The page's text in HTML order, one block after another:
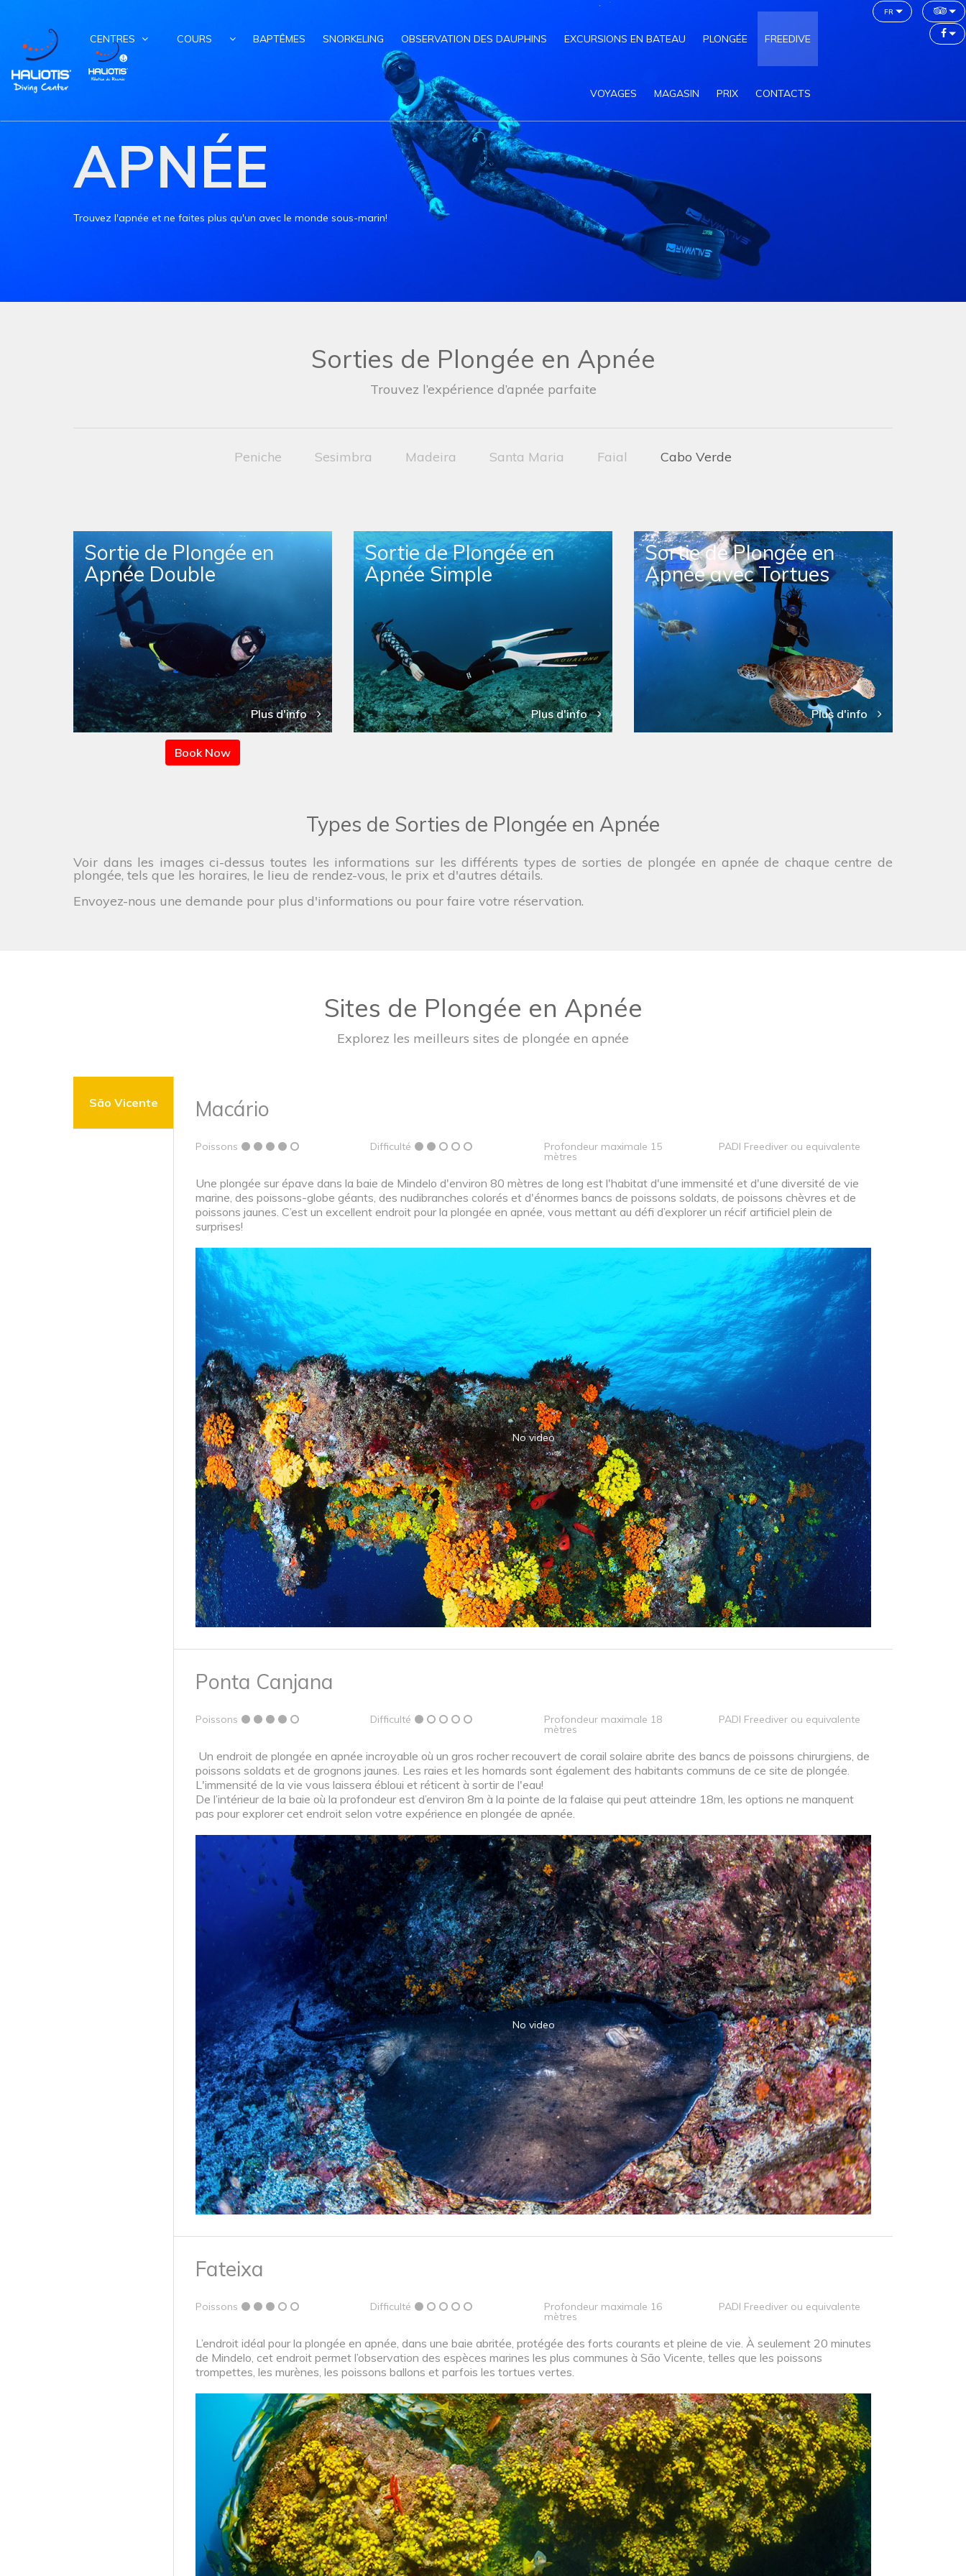
CENTRES COURS BAPTÊMES SNORKELING OBSERVATION DES DAUPHINS EXCURSIONS EN BATEAU PLONGÉE FREEDIVE
VOYAGES MAGASIN PRIX CONTACTS
fr
APNÉE
Trouvez l'apnée et ne faites plus qu'un avec le monde sous-marin!
Sorties de Plongée en Apnée
Trouvez l’expérience d’apnée parfaite
Peniche Sesimbra Madeira Santa Maria Faial Cabo Verde
Sortie de Plongée en
Apnée Double
Plus d'info
Book Now
Sortie de Plongée en
Apnée Simple
Plus d'info
Sortie de Plongée en
Apnée avec Tortues
Plus d'info
Types de Sorties de Plongée en Apnée
Voir dans les images ci-dessus toutes les informations sur les différents types de sorties de plongée en apnée de chaque centre de
plongée, tels que les horaires, le lieu de rendez-vous, le prix et d'autres détails.
Envoyez-nous une demande pour plus d'informations ou pour faire votre réservation.
Sites de Plongée en Apnée
Explorez les meilleurs sites de plongée en apnée
São Vicente Macário
Poissons Difficulté Profondeur maximale 15
mètres
PADI Freediver ou equivalente
Une plongée sur épave dans la baie de Mindelo d'environ 80 mètres de long est l'habitat d'une immensité et d'une diversité de vie
marine, des poissons-globe géants, des nudibranches colorés et d'énormes bancs de poissons soldats, de poissons chèvres et de
poissons jaunes. C’est un excellent endroit pour la plongée en apnée, vous mettant au défi d’explorer un récif artificiel plein de
surprises!
No video
Ponta Canjana
Poissons Difficulté Profondeur maximale 18
mètres
PADI Freediver ou equivalente
Un endroit de plongée en apnée incroyable où un gros rocher recouvert de corail solaire abrite des bancs de poissons chirurgiens, de
poissons soldats et de grognons jaunes. Les raies et les homards sont également des habitants communs de ce site de plongée.
L'immensité de la vie vous laissera ébloui et réticent à sortir de l'eau!
De l’intérieur de la baie où la profondeur est d’environ 8m à la pointe de la falaise qui peut atteindre 18m, les options ne manquent
pas pour explorer cet endroit selon votre expérience en plongée de apnée.
No video
Fateixa
Poissons Difficulté Profondeur maximale 16
mètres
PADI Freediver ou equivalente
L’endroit idéal pour la plongée en apnée, dans une baie abritée, protégée des forts courants et pleine de vie. À seulement 20 minutes
de Mindelo, cet endroit permet l’observation des espèces marines les plus communes à São Vicente, telles que les poissons
trompettes, les murènes, les poissons ballons et parfois les tortues vertes.